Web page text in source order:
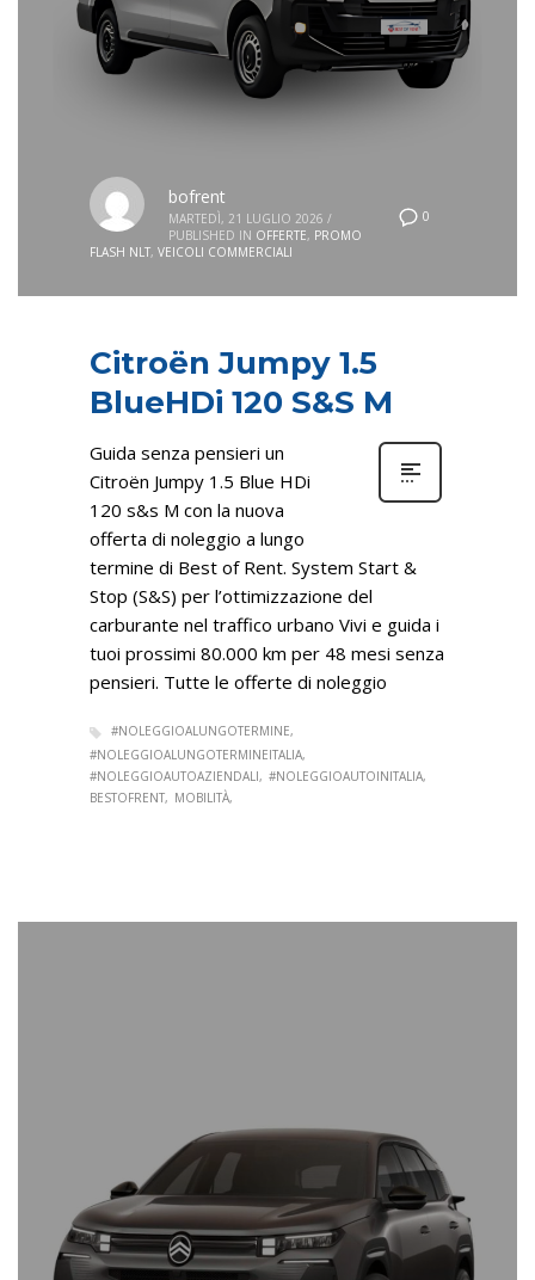
0
bofrent
MARTEDÌ, 21 LUGLIO 2026 /
PUBLISHED IN OFFERTE, PROMO
FLASH NLT, VEICOLI COMMERCIALI
Citroën Jumpy 1.5
BlueHDi 120 S&S M
Guida senza pensieri un
Citroën Jumpy 1.5 Blue HDi
120 s&s M con la nuova
offerta di noleggio a lungo
termine di Best of Rent. System Start &
Stop (S&S) per l’ottimizzazione del
carburante nel traffico urbano Vivi e guida i
tuoi prossimi 80.000 km per 48 mesi senza
pensieri. Tutte le offerte di noleggio
#NOLEGGIOALUNGOTERMINE
#NOLEGGIOALUNGOTERMINEITALIA
#NOLEGGIOAUTOAZIENDALI
#NOLEGGIOAUTOINITALIA
BESTOFRENT
MOBILITÀ